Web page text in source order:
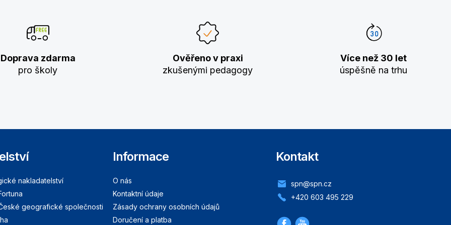
Doprava zdarma
pro školy
Ověřeno v praxi
zkušenými pedagogy
Více než 30 let
úspěšně na trhu
nakladatelství
geografické společnosti
Informace
O nás
Kontaktní údaje
Zásady ochrany osobních údajů
Doručení a platba
Kontakt
spn@spn.cz
+420 603 495 229